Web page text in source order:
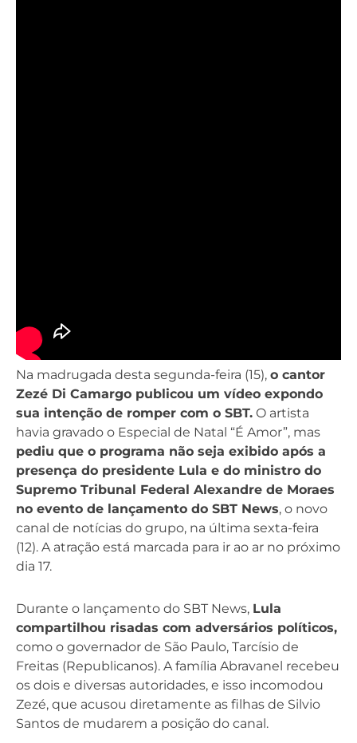
Na madrugada desta segunda-feira (15), o cantor
Zezé Di Camargo publicou um vídeo expondo
sua intenção de romper com o SBT. O artista
havia gravado o Especial de Natal “É Amor”, mas
pediu que o programa não seja exibido após a
presença do presidente Lula e do ministro do
Supremo Tribunal Federal Alexandre de Moraes
no evento de lançamento do SBT News, o novo
canal de notícias do grupo, na última sexta-feira
(12). A atração está marcada para ir ao ar no próximo
dia 17.
Durante o lançamento do SBT News, Lula
compartilhou risadas com adversários políticos,
como o governador de São Paulo, Tarcísio de
Freitas (Republicanos). A família Abravanel recebeu
os dois e diversas autoridades, e isso incomodou
Zezé, que acusou diretamente as filhas de Silvio
Santos de mudarem a posição do canal.